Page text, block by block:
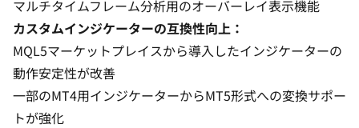
マルチタイムフレーム分析用のオーバーレイ表示機能
カスタムインジケーターの互換性向上：
MQL5マーケットプレイスから導入したインジケーターの
動作安定性が改善
一部のMT4用インジケーターからMT5形式への変換サポー
トが強化